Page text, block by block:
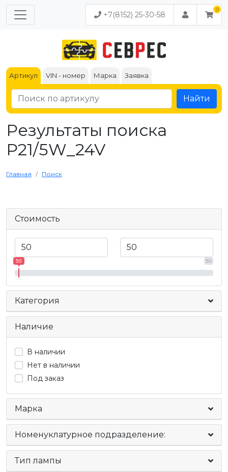
+7(8152) 25-30-58
Артикул VIN - номер Марка Заявка
Найти
Результаты поиска
P21/5W_24V
Главная Поиск
Стоимость
50
50
Наличие
В наличии
Нет в наличии
Под заказ
Марка
Номенуклатурное подразделение:
Тип лампы
Категория